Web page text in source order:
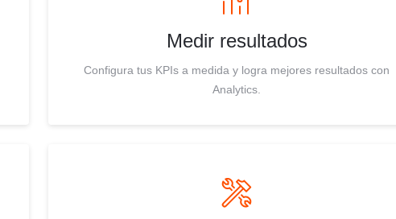
Medir resultados
Configura tus KPIs a medida y logra mejores resultados con
Analytics.